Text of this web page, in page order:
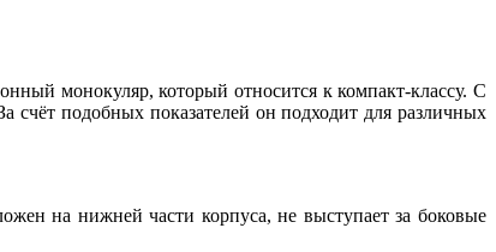
монокуляр, который относится к компакт-классу. С
подобных показателей он подходит для различных
на нижней части корпуса, не выступает за боковые